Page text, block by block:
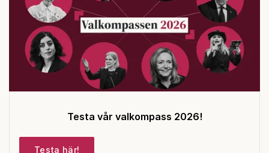
Testa vår valkompass 2026!
Testa här!